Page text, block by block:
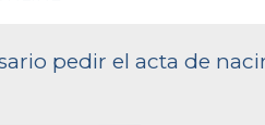
pedir el acta de